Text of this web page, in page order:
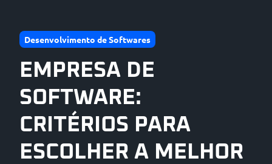
Desenvolvimento de Softwares
EMPRESA DE
SOFTWARE:
CRITÉRIOS PARA
ESCOLHER A MELHOR